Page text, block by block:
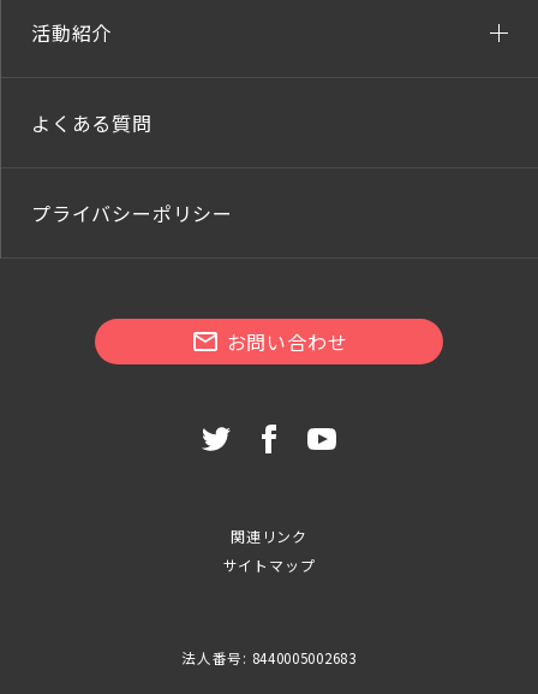
活動紹介
よくある質問
プライバシーポリシー
お問い合わせ
関連リンク
サイトマップ
法人番号: 8440005002683